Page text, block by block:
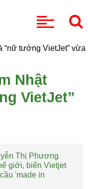
Nhật
VietJet”
Thị Phương
giới, biến Vietjet
'made in